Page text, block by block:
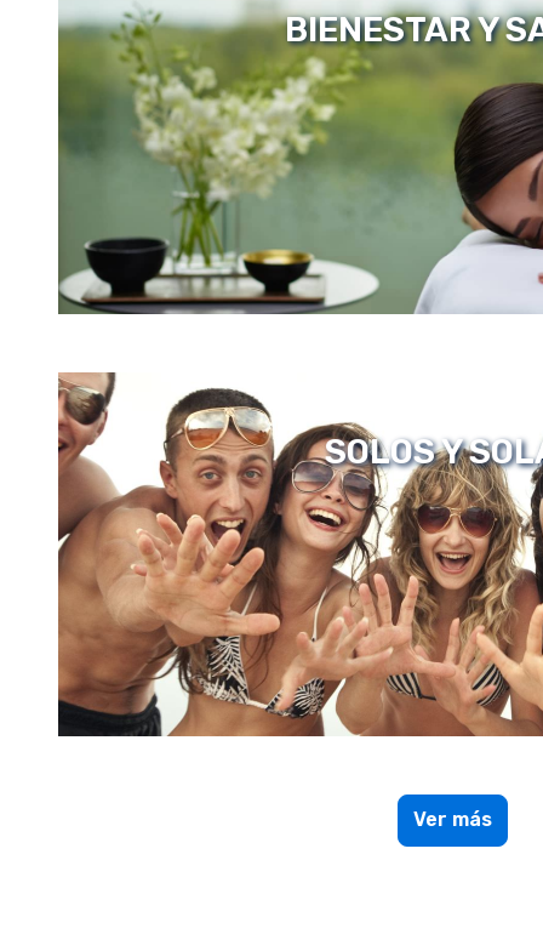
BIENESTAR Y
SOLOS Y
Ver más